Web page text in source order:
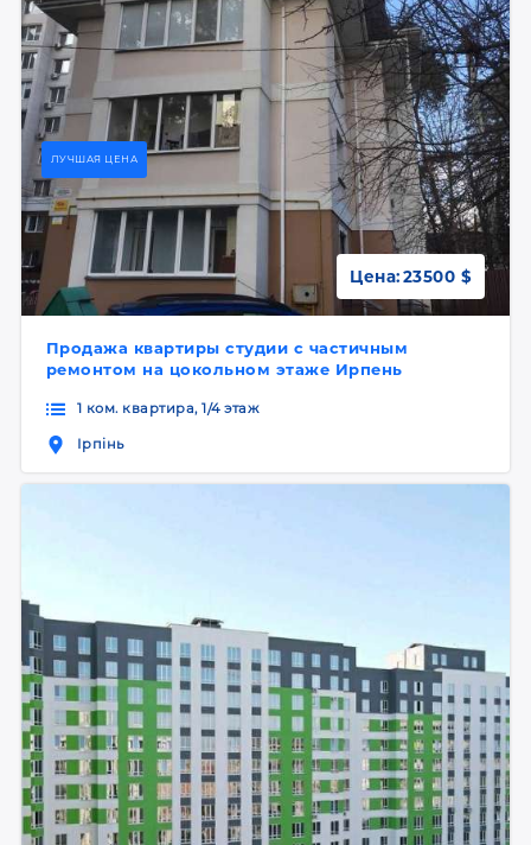
ЛУЧШАЯ ЦЕНА
Продажа квартиры студии с частичным
ремонтом на цокольном этаже Ирпень
Цена:23500 $
1 ком. квартира, 1/4 этаж
Ірпінь